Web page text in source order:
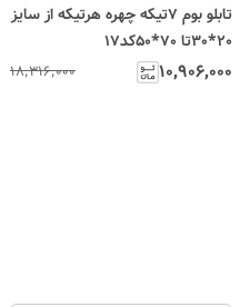
تابلو بوم 7تیکه چهره هرتیکه از سایز
20*30تا 70*50کد17
۱۰٬۹۰۶٬۰۰۰ ۱۸٬۳۱۶٬۰۰۰